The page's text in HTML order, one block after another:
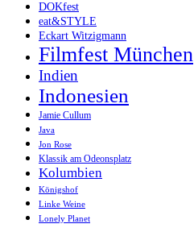
DOKfest
eat&STYLE
Eckart Witzigmann
Filmfest München
Indien
Indonesien
Jamie Cullum
Java
Jon Rose
Klassik am Odeonsplatz
Kolumbien
Königshof
Linke Weine
Lonely Planet